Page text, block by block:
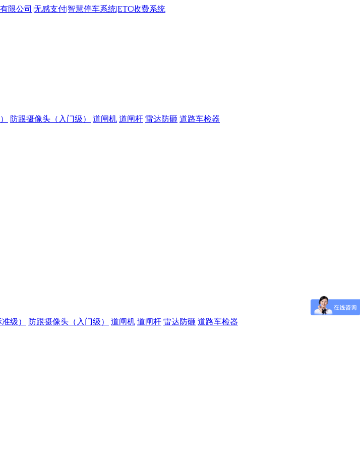
防跟摄像头（入门级） 道闸机 道闸杆 雷达防砸 道路车检器
级） 防跟摄像头（入门级） 道闸机 道闸杆 雷达防砸 道路车检器